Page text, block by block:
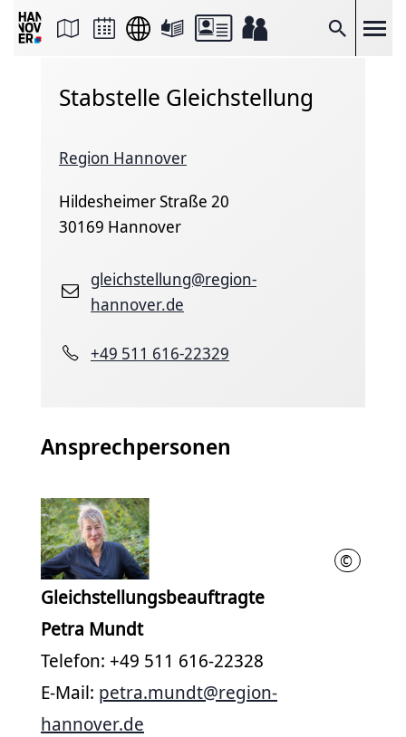
Suche
Seite
FacebookStabstelle Gleichstellung
Region Hannover
Hildesheimer Straße 20
30169 Hannover
gleichstellung@region-
hannover.de
+49 511 616-22329
Ansprechpersonen
© Region
Gleichstellungsbeauftragte
Petra Mundt
Telefon: +49 511 616-22328
E-Mail: petra.mundt@region-
hannover.de